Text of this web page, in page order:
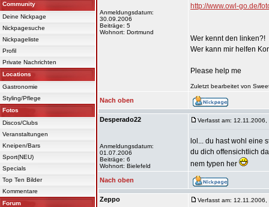
Community
Deine Nickpage
Nickpagesuche
Nickpageliste
Profil
Private Nachrichten
Locations
Gastronomie
Styling/Pflege
Fotos
Discos/Clubs
Veranstaltungen
Kneipen/Bars
Sport(NEU)
Specials
Top Ten Bilder
Kommentare
Forum
Anmeldungsdatum:
30.09.2006
Beiträge: 5
Wohnort: Dortmund
http://www.owl-go.de/
Wer kennt den linken?!
Wer kann mir helfen
Please help me
Zuletzt bearbeitet von
Nach oben
Desperado22
Anmeldungsdatum:
01.07.2006
Beiträge: 6
Wohnort: Bielefeld
Verfasst am: 12.11.2006,
lol... du hast wohl eine
du dich offensichtlich
nem typen her
Nach oben
Zeppo Verfasst am: 12.11.2006,